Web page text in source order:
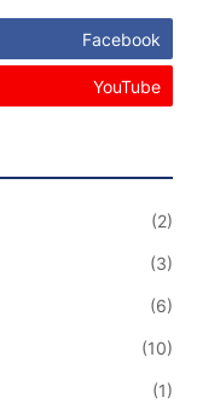
Facebook
YouTube
(2)
(3)
(6)
(10)
(1)